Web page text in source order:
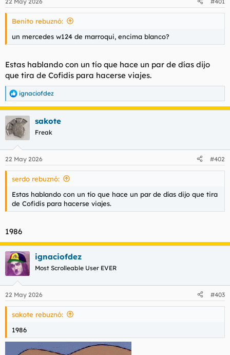
o
r
d
l
m
a
n
i
i
Benito rebuznó:
un mercedes w124 de marroqui, encima blanco?
Estas hablando con un tío que hace un par de días dijo
que tira de Cofidis para hacerse viajes.
R
e
a
c
c
i
e
s
ignaciofdez
sakote
Freak
22 May 2026 #402
serdo rebuznó:
Estas hablando con un tío que hace un par de días dijo que tira
de Cofidis para hacerse viajes.
1986
ignaciofdez
Most Scrolleable User EVER
22 May 2026 #403
sakote rebuznó:
1986